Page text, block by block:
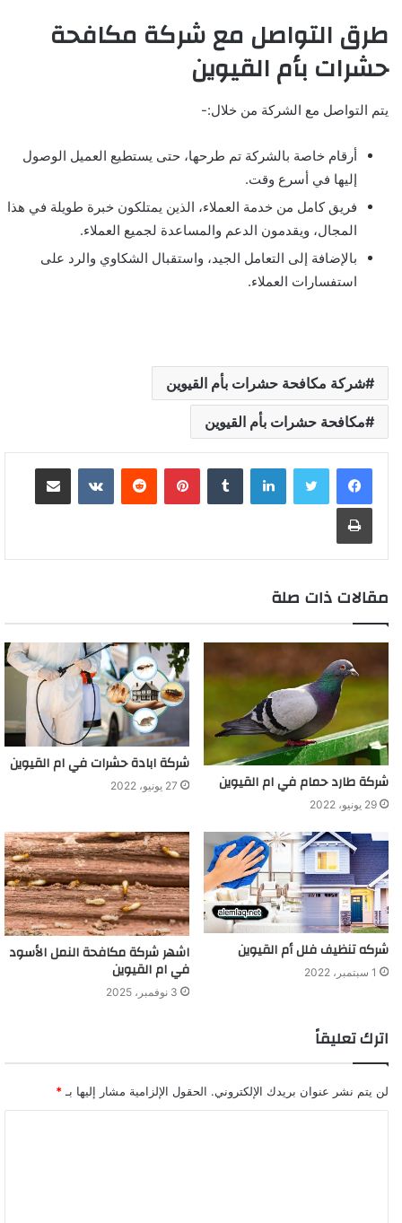
طرق التواصل مع شركة مكافحة
حشرات بأم القيوين
يتم التواصل مع الشركة من خلال:-
أرقام خاصة بالشركة تم طرحها، حتى يستطيع العميل الوصول
إليها في أسرع وقت.
فريق كامل من خدمة العملاء، الذين يمتلكون خبرة طويلة في هذا
المجال، ويقدمون الدعم والمساعدة لجميع العملاء.
بالإضافة إلى التعامل الجيد، واستقبال الشكاوي والرد على
استفسارات العملاء.
شركة مكافحة حشرات بأم القيوين
مكافحة حشرات بأم القيوين
لينكدإن بينتيريست مشاركة عبر البريد
طباعة
مقالات ذات صلة
شركة طارد حمام في ام القيوين
29 يونيو، 2022
شركة ابادة حشرات في ام القيوين
27 يونيو، 2022
شركه تنظيف فلل أم القيوين
1 سبتمبر، 2022
اشهر شركة مكافحة النمل الأسود
في ام القيوين
3 نوفمبر، 2025
اترك تعليقاً
لن يتم نشر عنوان بريدك الإلكتروني. الحقول الإلزامية مشار إليها بـ *